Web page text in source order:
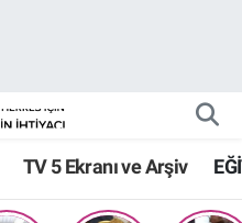
TV 5 Ekranı ve Arşiv